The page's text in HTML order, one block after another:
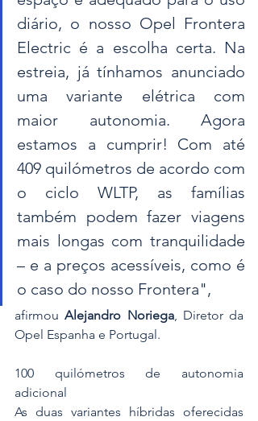
diário, o nosso Opel Frontera
Electric é a escolha certa. Na
estreia, já tínhamos anunciado
uma variante elétrica com
maior autonomia. Agora
estamos a cumprir! Com até
409 quilómetros de acordo com
o ciclo WLTP, as famílias
também podem fazer viagens
mais longas com tranquilidade
– e a preços acessíveis, como é
o caso do nosso Frontera",
afirmou Alejandro Noriega, Diretor da
Opel Espanha e Portugal.
100 quilómetros de autonomia
adicional
As duas variantes híbridas oferecidas